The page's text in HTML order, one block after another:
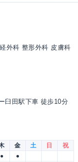
外科 整形外科 皮膚科
臼田駅下車 徒歩10分
金 土 日
祝
●
●